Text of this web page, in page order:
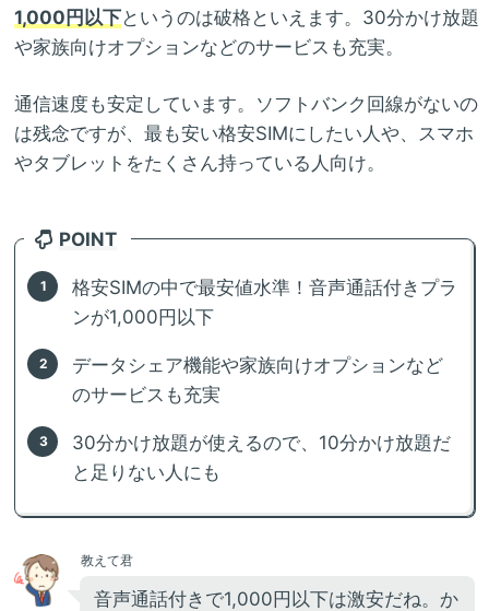
1,000円以下というのは破格といえます。30分かけ放題
や家族向けオプションなどのサービスも充実。
通信速度も安定しています。ソフトバンク回線がないの
は残念ですが、最も安い格安SIMにしたい人や、スマホ
やタブレットをたくさん持っている人向け。
POINT
格安SIMの中で最安値水準！音声通話付きプラ
ンが1,000円以下
データシェア機能や家族向けオプションなど
のサービスも充実
30分かけ放題が使えるので、10分かけ放題だ
と足りない人にも
教えて君
音声通話付きで1,000円以下は激安だね。か